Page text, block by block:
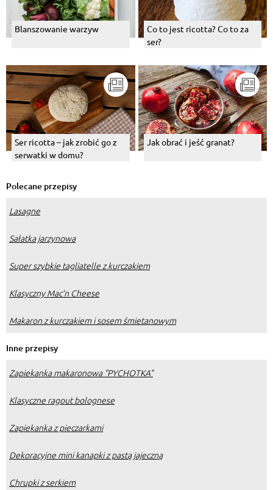
Blanszowanie warzyw
Co to jest ricotta? Co to za
ser?
Ser ricotta – jak zrobić go z
serwatki w domu?
Jak obrać i jeść granat?
Polecane przepisy
Lasagne
Sałatka jarzynowa
Super szybkie tagliatelle z kurczakiem
Klasyczny Mac’n Cheese
Makaron z kurczakiem i sosem śmietanowym
Inne przepisy
Zapiekanka makaronowa "PYCHOTKA"
Klasyczne ragout bolognese
Zapiekanka z pieczarkami
Dekoracyjne mini kanapki z pastą jajeczną
Chrupki z serkiem